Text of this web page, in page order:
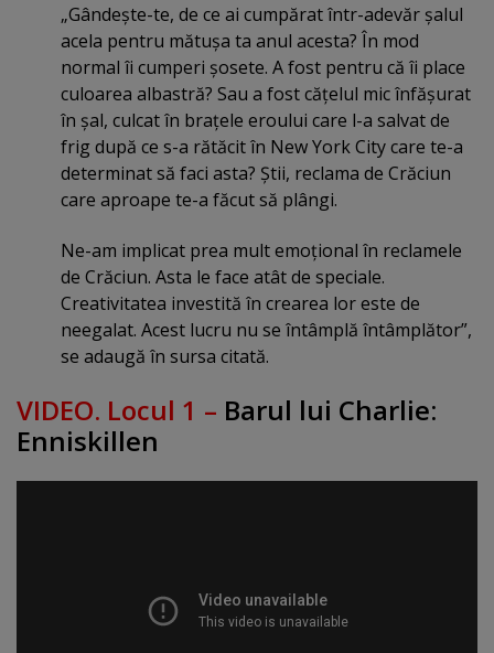
„Gândeşte-te, de ce ai cumpărat într-adevăr şalul
acela pentru mătuşa ta anul acesta? În mod
normal îi cumperi şosete. A fost pentru că îi place
culoarea albastră? Sau a fost căţelul mic înfăşurat
în şal, culcat în braţele eroului care l-a salvat de
frig după ce s-a rătăcit în New York City care te-a
determinat să faci asta? Ştii, reclama de Crăciun
care aproape te-a făcut să plângi.
Ne-am implicat prea mult emoţional în reclamele
de Crăciun. Asta le face atât de speciale.
Creativitatea investită în crearea lor este de
neegalat. Acest lucru nu se întâmplă întâmplător”,
se adaugă în sursa citată.
VIDEO. Locul 1 – Barul lui Charlie:
Enniskillen